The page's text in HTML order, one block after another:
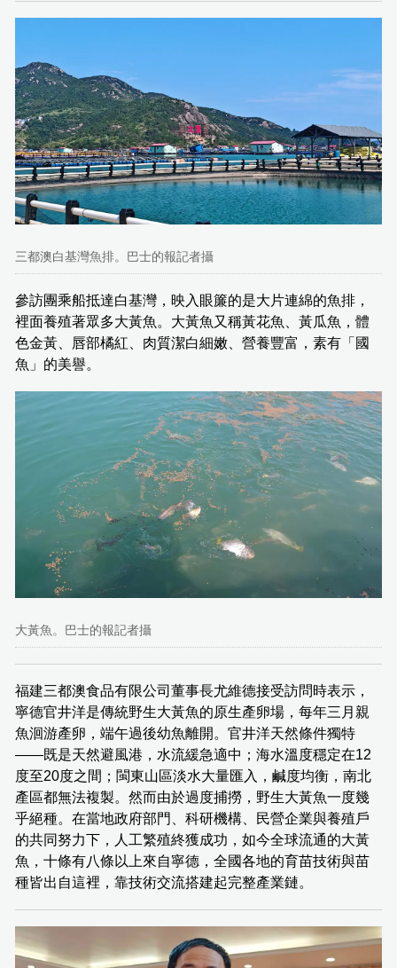
三都澳白基灣魚排。巴士的報記者攝
參訪團乘船抵達白基灣，映入眼簾的是大片連綿的魚排，
裡面養殖著眾多大黃魚。大黃魚又稱黃花魚、黃瓜魚，體
色金黃、唇部橘紅、肉質潔白細嫩、營養豐富，素有「國
魚」的美譽。
大黃魚。巴士的報記者攝
福建三都澳食品有限公司董事長尤維德接受訪問時表示，
寧德官井洋是傳統野生大黃魚的原生產卵場，每年三月親
魚洄游產卵，端午過後幼魚離開。官井洋天然條件獨特
——既是天然避風港，水流緩急適中；海水溫度穩定在12
度至20度之間；閩東山區淡水大量匯入，鹹度均衡，南北
產區都無法複製。然而由於過度捕撈，野生大黃魚一度幾
乎絕種。在當地政府部門、科研機構、民營企業與養殖戶
的共同努力下，人工繁殖終獲成功，如今全球流通的大黃
魚，十條有八條以上來自寧德，全國各地的育苗技術與苗
種皆出自這裡，靠技術交流搭建起完整產業鏈。